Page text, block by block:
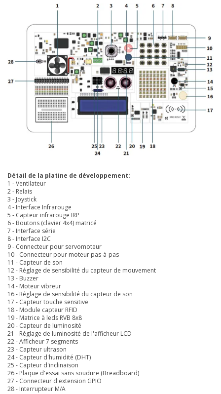
Détail de la platine de développement:
1 - Ventilateur
2 - Relais
3 - Joystick
4 - Interface Infrarouge
5 - Capteur infrarouge IRP
6 - Boutons (clavier 4x4) matricé
7 - Interface série
8 - Interface I2C
9 - Connecteur pour servomoteur
10 - Connecteur pour moteur pas-à-pas
11 - Capteur de son
12 - Réglage de sensibilité du capteur de mouvement
13 - Buzzer
14 - Moteur vibreur
16 - Réglage de sensibilité du capteur de son
17 - Capteur touche sensitive
18 - Module capteur RFID
19 - Matrice à leds RVB 8x8
20 - Capteur de luminosité
21 - Réglage de luminosité de l'afficheur LCD
22 - Afficheur 7 segments
23 - Capteur ultrason
24 - Capteur d'humidité (DHT)
25 - Capteur d'inclinaison
26 - Plaque d'essai sans soudure (Breadboard)
27 - Connecteur d'extension GPIO
28 - Interrupteur M/A